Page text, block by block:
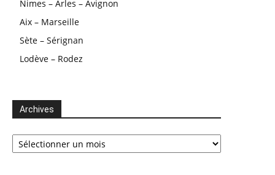
Nimes – Arles – Avignon
Aix – Marseille
Sète – Sérignan
Lodève – Rodez
Archives
Archives